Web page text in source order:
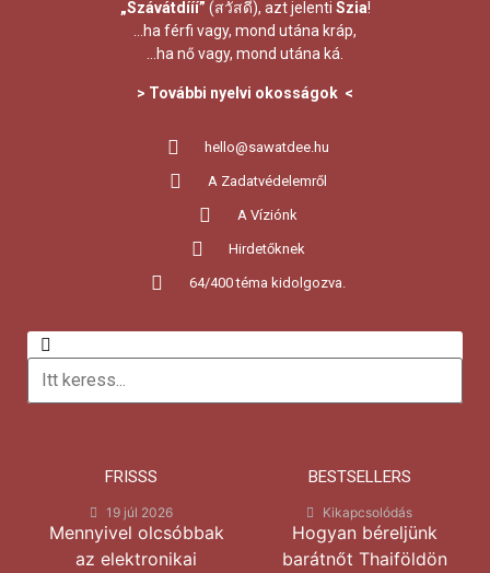
„Szávátdííí” (สวัสดี), azt jelenti Szia!
…ha férfi vagy, mond utána kráp,
…ha nő vagy, mond utána ká.
> További nyelvi okosságok <
hello@sawatdee.hu
A Zadatvédelemről
A Víziónk
Hirdetőknek
64/400 téma kidolgozva.
FRISSS
19 júl 2026
Mennyivel olcsóbbak
az elektronikai
BESTSELLERS
Kikapcsolódás
Hogyan béreljünk
barátnőt Thaiföldön